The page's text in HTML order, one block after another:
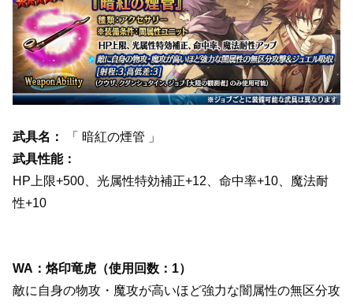
武具名：
「 暗紅の煙管 」
武具性能：
HP上限+500、光属性特効補正+12、命中率+10、魔法耐
性+10
WA：烙印竜虎（使用回数：1）
敵に自身の物攻・魔攻が高いほど強力な闇属性の無区分攻